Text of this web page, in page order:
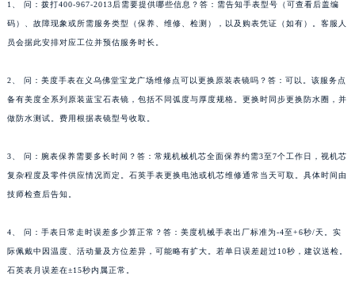
1、 问：拨打400-967-2013后需要提供哪些信息？答：需告知手表型号（可查看后盖编
码）、故障现象或所需服务类型（保养、维修、检测），以及购表凭证（如有）。客服人
员会据此安排对应工位并预估服务时长。
2、 问：美度手表在义乌佛堂宝龙广场维修点可以更换原装表镜吗？答：可以。该服务点
备有美度全系列原装蓝宝石表镜，包括不同弧度与厚度规格。更换时同步更换防水圈，并
做防水测试。费用根据表镜型号收取。
3、 问：腕表保养需要多长时间？答：常规机械机芯全面保养约需3至7个工作日，视机芯
复杂程度及零件供应情况而定。石英手表更换电池或机芯维修通常当天可取。具体时间由
技师检查后告知。
4、 问：手表日常走时误差多少算正常？答：美度机械手表出厂标准为-4至+6秒/天。实
际佩戴中因温度、活动量及方位差异，可能略有扩大。若单日误差超过10秒，建议送检。
石英表月误差在±15秒内属正常。